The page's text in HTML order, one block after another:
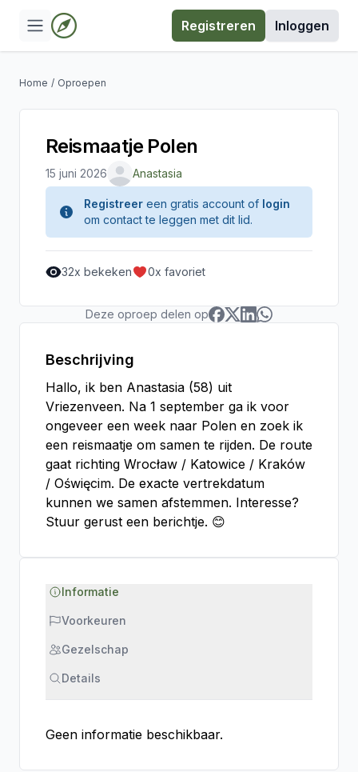
Registreren Inloggen
Home / Oproepen
Reismaatje Polen
15 juni 2026 Anastasia
Registreer een gratis account of login
om contact te leggen met dit lid.
32x bekeken 0x favoriet
Deze oproep delen op
Beschrijving
Hallo, ik ben Anastasia (58) uit
Vriezenveen. Na 1 september ga ik voor
ongeveer een week naar Polen en zoek ik
een reismaatje om samen te rijden. De route
gaat richting Wrocław / Katowice / Kraków
/ Oświęcim. De exacte vertrekdatum
kunnen we samen afstemmen. Interesse?
Stuur gerust een berichtje. 😊
Informatie
Voorkeuren
Gezelschap
Details
Geen informatie beschikbaar.